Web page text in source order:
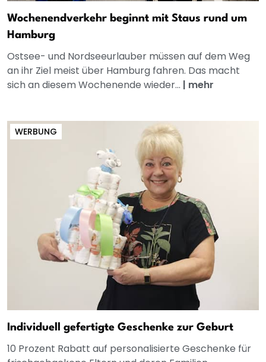
Wochenendverkehr beginnt mit Staus rund um
Hamburg
Ostsee- und Nordseeurlauber müssen auf dem Weg
an ihr Ziel meist über Hamburg fahren. Das macht
sich an diesem Wochenende wieder... | mehr
WERBUNG
Individuell gefertigte Geschenke zur Geburt
10 Prozent Rabatt auf personalisierte Geschenke für